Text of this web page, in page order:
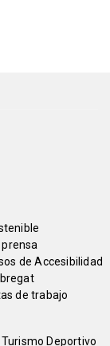
de Accesibilidad
de trabajo
Turismo Deportivo